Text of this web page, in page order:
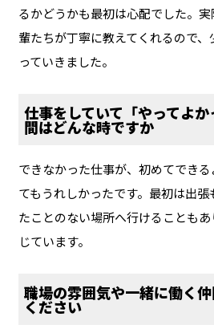
るかどうかも最初は心配でした。
輩たちが丁寧に教えてくれるので
っていきました。
仕事をしていて「やってよ
間はどんな時ですか
できなかった仕事が、初めてでき
てもうれしかったです。最初は出
たことのない場所へ行けることも
じています。
職場の雰囲気や一緒に働く
ください